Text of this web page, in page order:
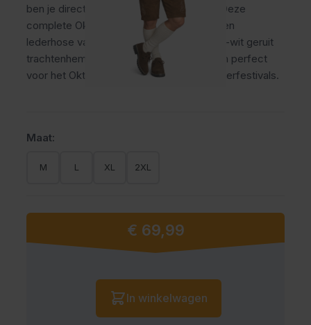
ben je direct klaar voor het Oktoberfest. Deze
complete Oktoberfest outfit bestaat uit een
lederhose van 100% rundleer en een rood-wit geruit
trachtenhemd. Authentiek, comfortabel en perfect
voor het Oktoberfest, Tirolerfeesten en bierfestivals.
Maat:
M L XL 2XL
Vanaf:
€ 69,99
Aantal
In winkelwagen